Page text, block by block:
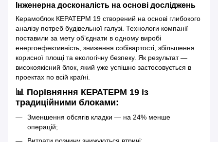
Інженерна досконалість на основі досліджень
Керамоблок КЕРАТЕРМ 19 створений на основі глибокого
аналізу потреб будівельної галузі. Технологи компанії
поставили за мету об’єднати в одному виробі
енергоефективність, зниження собівартості, збільшення
корисної площі та екологічну безпеку. Як результат —
високоякісний блок, який уже успішно застосовується в
проектах по всій країні.
📊 Порівняння КЕРАТЕРМ 19 із
традиційними блоками:
Зменшення обсягів кладки — на 24% менше
операцій;